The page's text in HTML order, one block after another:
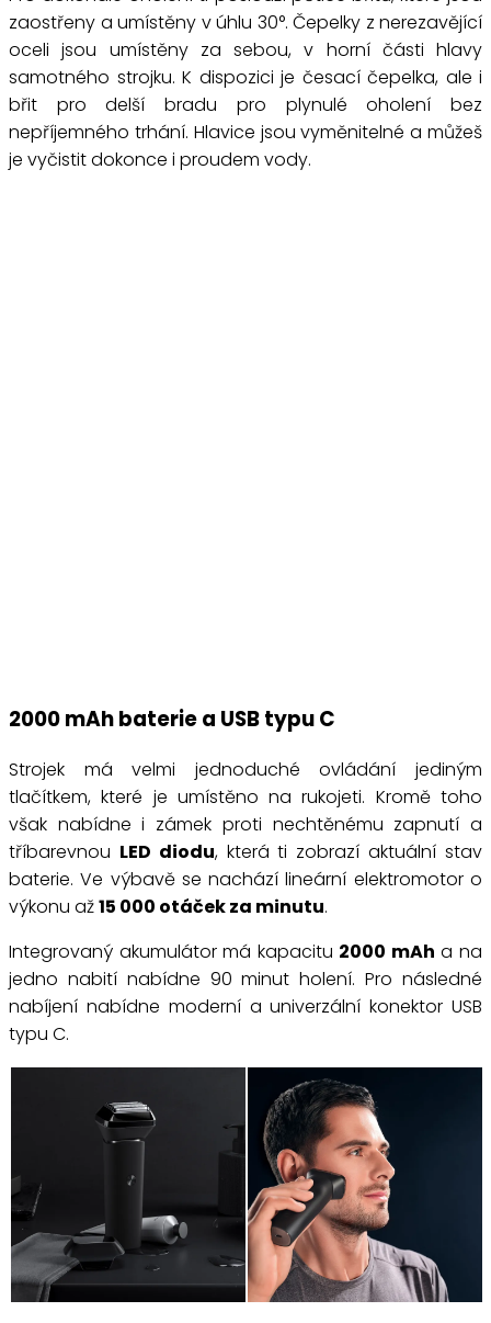
zaostřeny a umístěny v úhlu 30°. Čepelky z nerezavějící
oceli jsou umístěny za sebou, v horní části hlavy
samotného strojku. K dispozici je česací čepelka, ale i
břit pro delší bradu pro plynulé oholení bez
nepříjemného trhání. Hlavice jsou vyměnitelné a můžeš
je vyčistit dokonce i proudem vody.
2000 mAh baterie a USB typu C
Strojek má velmi jednoduché ovládání jediným
tlačítkem, které je umístěno na rukojeti. Kromě toho
však nabídne i zámek proti nechtěnému zapnutí a
tříbarevnou LED diodu, která ti zobrazí aktuální stav
baterie. Ve výbavě se nachází lineární elektromotor o
výkonu až15 000 otáček za minutu.
Integrovaný akumulátor má kapacitu 2000 mAh a na
jedno nabití nabídne 90 minut holení. Pro následné
nabíjení nabídne moderní a univerzální konektor USB
typu C.